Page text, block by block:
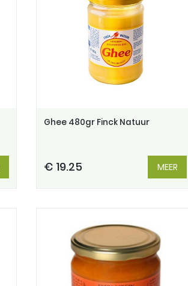
Ghee 480gr Finck Natuur
€ 19.25 MEER